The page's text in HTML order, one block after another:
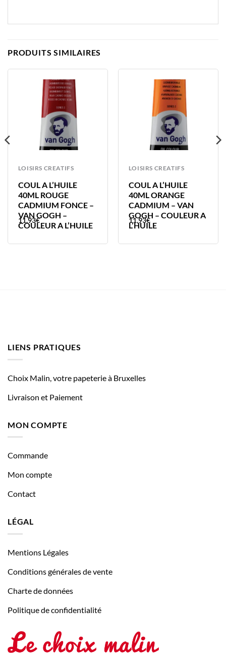
PRODUITS SIMILAIRES
LOISIRS CREATIFS
COUL A L’HUILE
40ML ROUGE
CADMIUM FONCE –
VAN GOGH –
COULEUR A L’HUILE
11,93€
LOISIRS CREATIFS
COUL A L’HUILE
40ML ORANGE
CADMIUM – VAN
GOGH – COULEUR A
L’HUILE
11,93€
LIENS PRATIQUES
Choix Malin, votre papeterie à Bruxelles
Livraison et Paiement
MON COMPTE
Commande
Mon compte
Contact
LÉGAL
Mentions Légales
Conditions générales de vente
Charte de données
Politique de confidentialité